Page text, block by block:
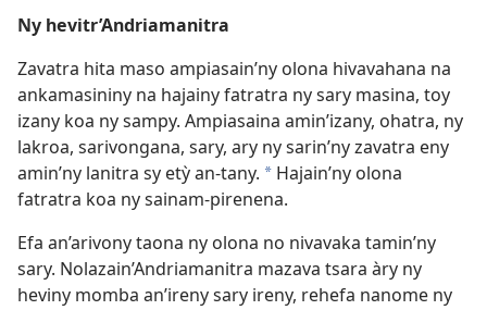
Ny hevitr’Andriamanitra
Zavatra hita maso ampiasain’ny olona hivavahana na
ankamasininy na hajainy fatratra ny sary masina, toy
izany koa ny sampy. Ampiasaina amin’izany, ohatra, ny
lakroa, sarivongana, sary, ary ny sarin’ny zavatra eny
amin’ny lanitra sy etỳ an-tany. * Hajain’ny olona
fatratra koa ny sainam-pirenena.
Efa an’arivony taona ny olona no nivavaka tamin’ny
sary. Nolazain’Andriamanitra mazava tsara àry ny
heviny momba an’ireny sary ireny, rehefa nanome ny